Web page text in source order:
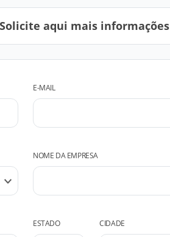
aqui mais informações
E-MAIL
NOME DA EMPRESA
ESTADO CIDADE